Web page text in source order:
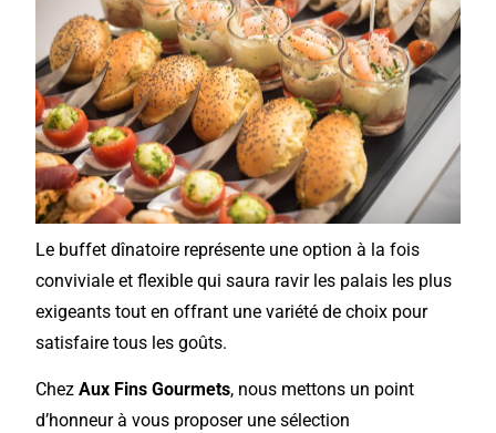
Le buffet dînatoire représente une option à la fois
conviviale et flexible qui saura ravir les palais les plus
exigeants tout en offrant une variété de choix pour
satisfaire tous les goûts.
ChezAux Fins Gourmets, nous mettons un point
d’honneur à vous proposer une sélection